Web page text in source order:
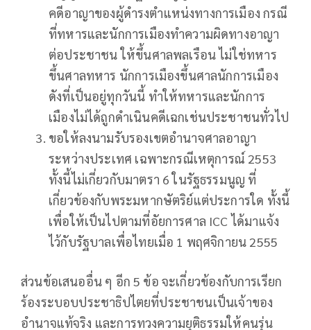
คดีอาญาของผู้ดำรงตำแหน่งทางการเมือง กรณี
ที่ทหารและนักการเมืองทำความผิดทางอาญา
ต่อประชาชน ให้ขึ้นศาลพลเรือน ไม่ใช่ทหาร
ขึ้นศาลทหาร นักการเมืองขึ้นศาลนักการเมือง
ดังที่เป็นอยู่ทุกวันนี้ ทำให้ทหารและนักการ
เมืองไม่ได้ถูกดำเนินคดีเฉกเช่นประชาชนทั่วไป
ขอให้ลงนามรับรองเขตอำนาจศาลอาญา
ระหว่างประเทศ เฉพาะกรณีเหตุการณ์ 2553
ทั้งนี้ไม่เกี่ยวกับมาตรา 6 ในรัฐธรรมนูญ ที่
เกี่ยวข้องกับพระมหากษัตริย์แต่ประการใด ทั้งนี้
เพื่อให้เป็นไปตามที่อัยการศาล ICC ได้มาแจ้ง
ไว้กับรัฐบาลเพื่อไทยเมื่อ 1 พฤศจิกายน 2555
ส่วนข้อเสนออื่น ๆ อีก 5 ข้อ จะเกี่ยวข้องกับการเรียก
ร้องระบอบประชาธิปไตยที่ประชาชนเป็นเจ้าของ
อำนาจแท้จริง และการทวงความยุติธรรมให้คนรุ่น